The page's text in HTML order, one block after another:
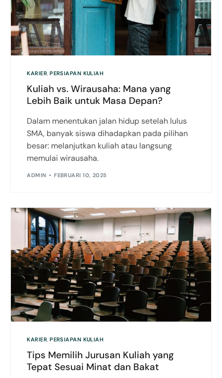
KARIER,PERSIAPAN KULIAH
Kuliah vs. Wirausaha: Mana yang
Lebih Baik untuk Masa Depan?
Dalam menentukan jalan hidup setelah lulus
SMA, banyak siswa dihadapkan pada pilihan
besar: melanjutkan kuliah atau langsung
memulai wirausaha.
ADMIN FEBRUARI 10, 2025
KARIER,PERSIAPAN KULIAH
Tips Memilih Jurusan Kuliah yang
Tepat Sesuai Minat dan Bakat